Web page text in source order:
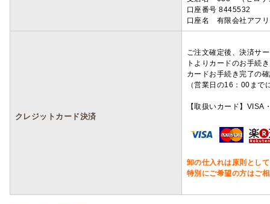
口座番号 8445532
口座名 有限会社アフ
クレジットカード決済
ご注文確定後、決済サ
トよりカードのお手続
カードお手続き完了の
（営業日の16：00ま
【取扱いカード】
卸の仕入れは原則とし
特別にご希望の方はご